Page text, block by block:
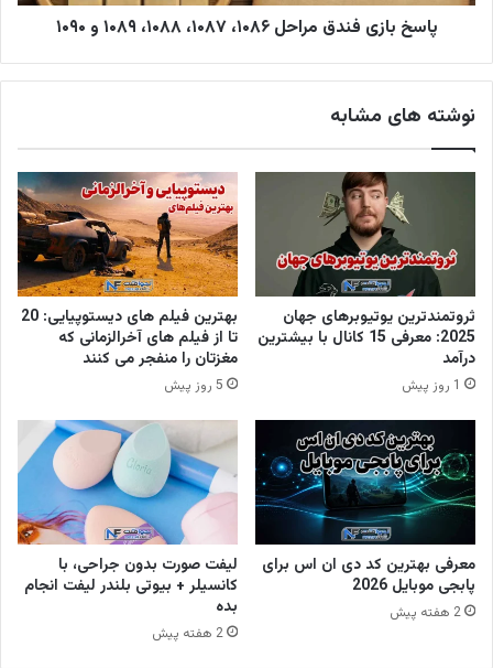
پاسخ بازی فندق مراحل ۱۰۸۶، ۱۰۸۷، ۱۰۸۸، ۱۰۸۹ و ۱۰۹۰
نوشته های مشابه
ثروتمندترین یوتیوبرهای جهان
2025: معرفی 15 کانال با بیشترین
درآمد
1 روز پیش
بهترین فیلم های دیستوپیایی: 20
تا از فیلم های آخرالزمانی که
مغزتان را منفجر می کنند
5 روز پیش
معرفی بهترین کد دی ان اس برای
پابجی موبایل 2026
2 هفته پیش
لیفت صورت بدون جراحی، با
کانسیلر + بیوتی بلندر لیفت انجام
بده
2 هفته پیش